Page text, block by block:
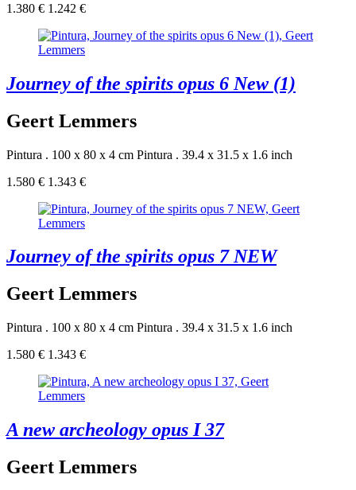
1.380 € 1.242 €
Journey of the spirits opus 6 New (1)
Geert Lemmers
Pintura . 100 x 80 x 4 cm Pintura . 39.4 x 31.5 x 1.6 inch
1.580 € 1.343 €
Journey of the spirits opus 7 NEW
Geert Lemmers
Pintura . 100 x 80 x 4 cm Pintura . 39.4 x 31.5 x 1.6 inch
1.580 € 1.343 €
A new archeology opus I 37
Geert Lemmers